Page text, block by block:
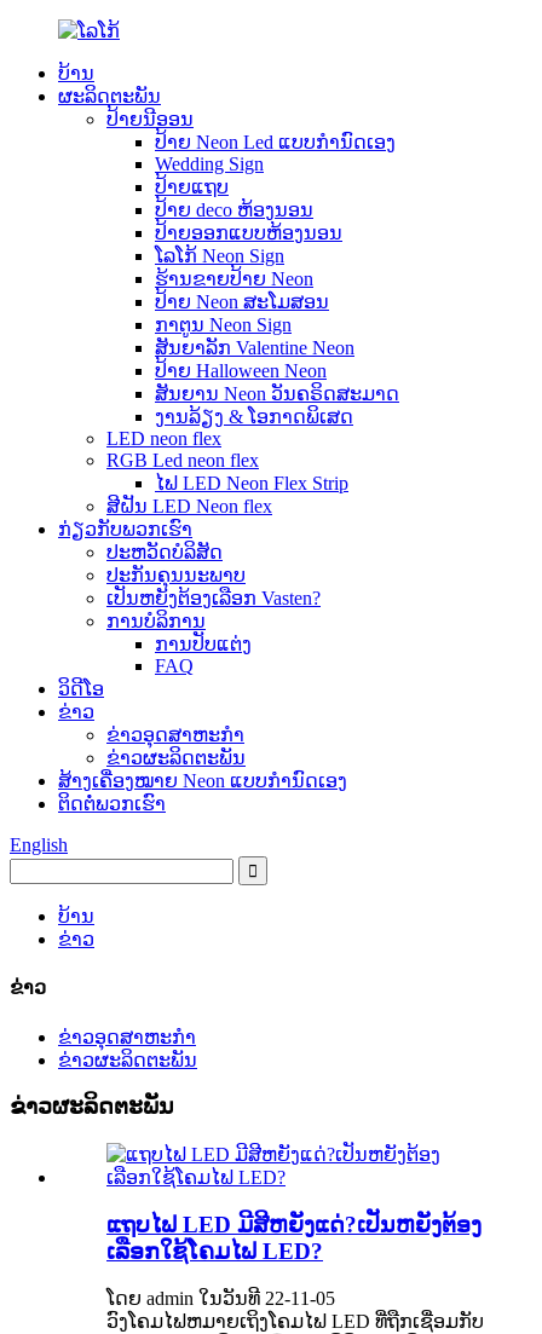
ບ້ານ
ຜະລິດຕະພັນ
ປ້າຍນີອອນ
ປ້າຍ Neon Led ແບບກຳນົດເອງ
Wedding Sign
ປ້າຍແຖບ
ປ້າຍ deco ຫ້ອງນອນ
ປ້າຍອອກແບບຫ້ອງນອນ
ໂລໂກ້ Neon Sign
ຮ້ານຂາຍປ້າຍ Neon
ປ້າຍ Neon ສະໂມສອນ
ກາຕູນ Neon Sign
ສັນຍາລັກ Valentine Neon
ປ້າຍ Halloween Neon
ສັນ​ຍານ Neon ວັນ​ຄຣິດ​ສະ​ມາດ​
ງານລ້ຽງ & ໂອກາດພິເສດ
LED neon flex
RGB Led neon flex
ໄຟ LED Neon Flex Strip
ສີຝັນ LED Neon flex
ກ່ຽວ​ກັບ​ພວກ​ເຮົາ
ປະ​ຫວັດ​ບໍ​ລິ​ສັດ
ປະ​ກັນ​ຄຸນ​ນະ​ພາບ
ເປັນຫຍັງຕ້ອງເລືອກ Vasten?
ການບໍລິການ
ການປັບແຕ່ງ
FAQ
ວິດີໂອ
ຂ່າວ
ຂ່າວອຸດສາຫະກໍາ
ຂ່າວຜະລິດຕະພັນ
ສ້າງເຄື່ອງໝາຍ Neon ແບບກຳນົດເອງ
ຕິດ​ຕໍ່​ພວກ​ເຮົາ
English
ບ້ານ
ຂ່າວ
ຂ່າວ
ຂ່າວອຸດສາຫະກໍາ
ຂ່າວຜະລິດຕະພັນ
ຂ່າວຜະລິດຕະພັນ
ແຖບໄຟ LED ມີສີຫຍັງແດ່?ເປັນຫຍັງຕ້ອງ
ເລືອກໃຊ້ໂຄມໄຟ LED?
ໂດຍ admin ໃນວັນທີ 22-11-05
ວົງໂຄມໄຟຫມາຍເຖິງໂຄມໄຟ LED ທີ່ຖືກເຊື່ອມກັບ